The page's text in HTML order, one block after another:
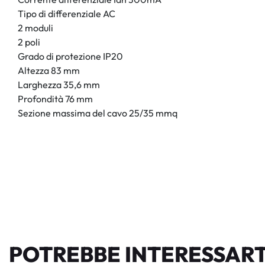
Tipo di differenziale AC
2 moduli
2 poli
Grado di protezione IP20
Altezza 83 mm
Larghezza 35,6 mm
Profondità 76 mm
Sezione massima del cavo 25/35 mmq
POTREBBE